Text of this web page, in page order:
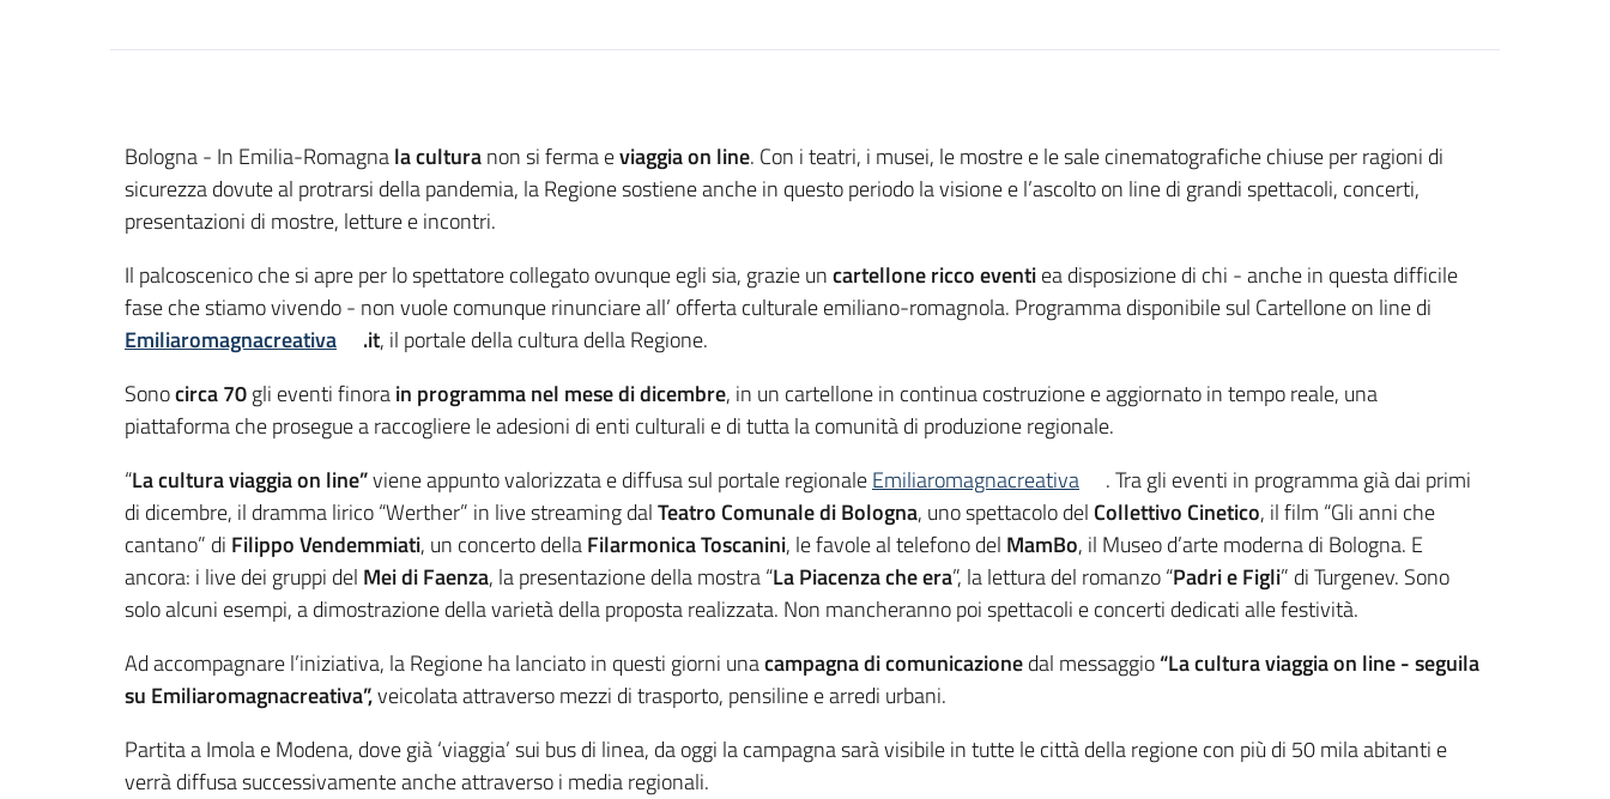
Bologna - In Emilia-Romagnala culturanon si ferma eviaggia on line. Con i teatri, i musei, le mostre e le sale cinematografiche chiuse per ragioni di
sicurezza dovute al protrarsi della pandemia, la Regione sostiene anche in questo periodo la visione e l’ascolto on line di grandi spettacoli, concerti,
presentazioni di mostre, letture e incontri.
Il palcoscenico che si apre per lo spettatore collegato ovunque egli sia, grazie uncartellone ricco eventiea disposizione di chi - anche in questa difficile
fase che stiamo vivendo - non vuole comunque rinunciare all’ offerta culturale emiliano-romagnola. Programma disponibile sul Cartellone on line di
Emiliaromagnacreativa
.it, il portale della cultura della Regione.
Sonocirca 70gli eventi finorain programma nel mese di dicembre, in un cartellone in continua costruzione e aggiornato in tempo reale, una
piattaforma che prosegue a raccogliere le adesioni di enti culturali e di tutta la comunità di produzione regionale.
“La cultura viaggia on line”viene appunto valorizzata e diffusa sul portale regionaleEmiliaromagnacreativa
. Tra gli eventi in programma già dai primi
di dicembre, il dramma lirico “Werther” in live streaming dalTeatro Comunale di Bologna, uno spettacolo del Collettivo Cinetico, il film “Gli anni che
cantano” di Filippo Vendemmiati, un concerto dellaFilarmonica Toscanini, le favole al telefono del MamBo, il Museo d’arte moderna di Bologna. E
ancora: i live dei gruppi del Mei di Faenza, la presentazione della mostra “La Piacenza che era”, la lettura del romanzo “Padri e Figli” di Turgenev. Sono
solo alcuni esempi, a dimostrazione della varietà della proposta realizzata. Non mancheranno poi spettacoli e concerti dedicati alle festività.
Ad accompagnare l’iniziativa, la Regione ha lanciato in questi giorni unacampagna di comunicazionedal messaggio“La cultura viaggia on line - seguila
su Emiliaromagnacreativa”,veicolata attraverso mezzi di trasporto, pensiline e arredi urbani.
Partita a Imola e Modena, dove già ‘viaggia’ sui bus di linea, da oggi la campagna sarà visibile in tutte le città della regione con più di 50 mila abitanti e
verrà diffusa successivamente anche attraverso i media regionali.